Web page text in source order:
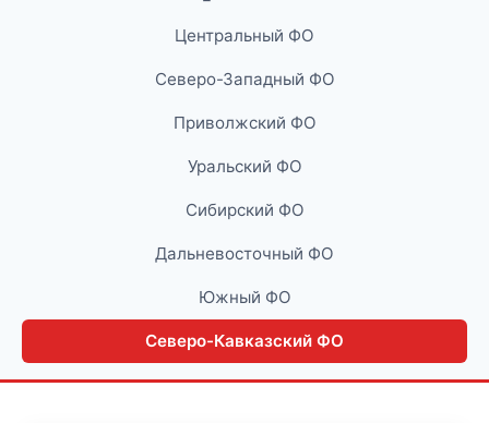
Центральный ФО
Северо-Западный ФО
Приволжский ФО
Уральский ФО
Сибирский ФО
Дальневосточный ФО
Южный ФО
Северо-Кавказский ФО